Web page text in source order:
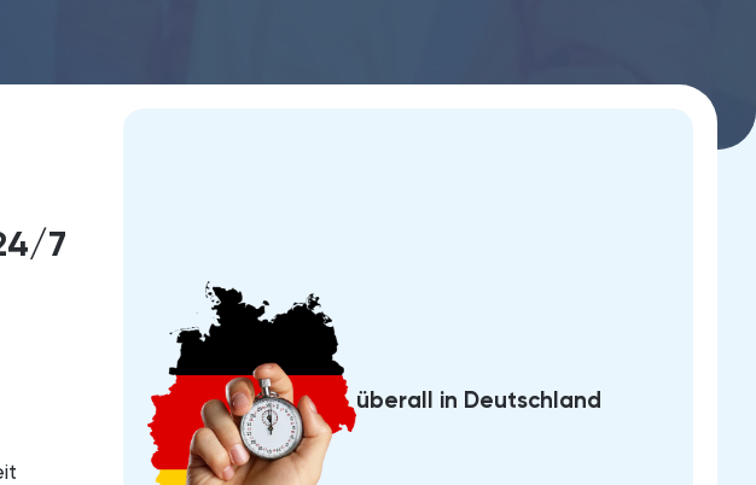
7
überall in Deutschland